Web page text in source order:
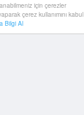
için çerezler
çerez kullanımını kabul
Bilgi Al